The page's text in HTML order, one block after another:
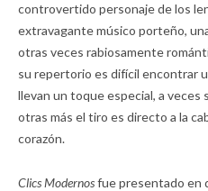
controvertido personaje de los
extravagante músico porteño,
otras veces rabiosamente
su repertorio es difícil encontrar
llevan un toque especial, a veces
otras más el tiro es directo a la
corazón.
Clics Modernosfue presentado en